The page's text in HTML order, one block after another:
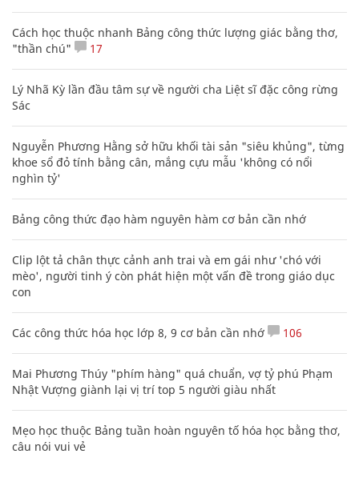
Cách học thuộc nhanh Bảng công thức lượng giác bằng thơ,
"thần chú"
17
Lý Nhã Kỳ lần đầu tâm sự về người cha Liệt sĩ đặc công rừng
Sác
Nguyễn Phương Hằng sở hữu khối tài sản "siêu khủng", từng
khoe sổ đỏ tính bằng cân, mắng cựu mẫu 'không có nổi
nghìn tỷ'
Bảng công thức đạo hàm nguyên hàm cơ bản cần nhớ
Clip lột tả chân thực cảnh anh trai và em gái như 'chó với
mèo', người tinh ý còn phát hiện một vấn đề trong giáo dục
con
Các công thức hóa học lớp 8, 9 cơ bản cần nhớ 106
Mai Phương Thúy "phím hàng" quá chuẩn, vợ tỷ phú Phạm
Nhật Vượng giành lại vị trí top 5 người giàu nhất
Mẹo học thuộc Bảng tuần hoàn nguyên tố hóa học bằng thơ,
câu nói vui vẻ